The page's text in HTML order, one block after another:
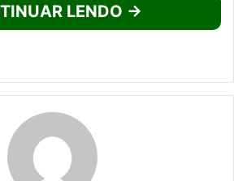
LENDO →